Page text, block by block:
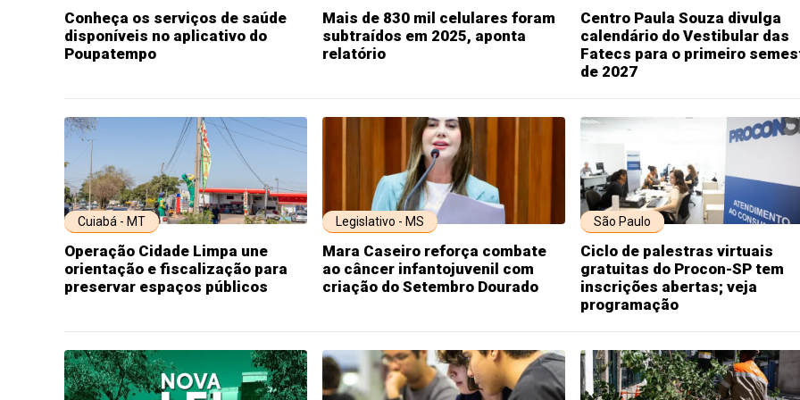
Conheça os serviços de saúde
disponíveis no aplicativo do
Poupatempo
Mais de 830 mil celulares foram
subtraídos em 2025, aponta
relatório
Centro Paula Souza divulga
calendário do Vestibular das
Fatecs para o primeiro
de 2027
Cuiabá - MT
Operação Cidade Limpa une
orientação e fiscalização para
preservar espaços públicos
Legislativo - MS
Mara Caseiro reforça combate
ao câncer infantojuvenil com
criação do Setembro Dourado
São Paulo
Ciclo de palestras virtuais
gratuitas do Procon-SP tem
inscrições abertas; veja
programação